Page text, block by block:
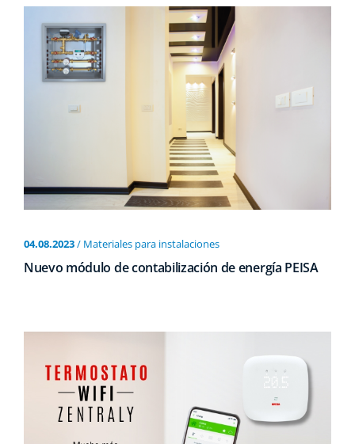
04.08.2023/ Materiales para instalaciones
Nuevo módulo de contabilización de energía PEISA